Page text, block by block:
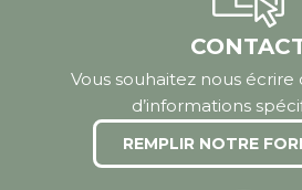
Vous souhaitez nous écrire
d’informations
REMPLIR NOTRE